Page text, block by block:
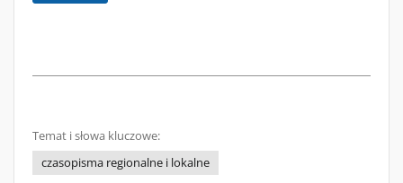
Temat i słowa kluczowe:
czasopisma regionalne i lokalne